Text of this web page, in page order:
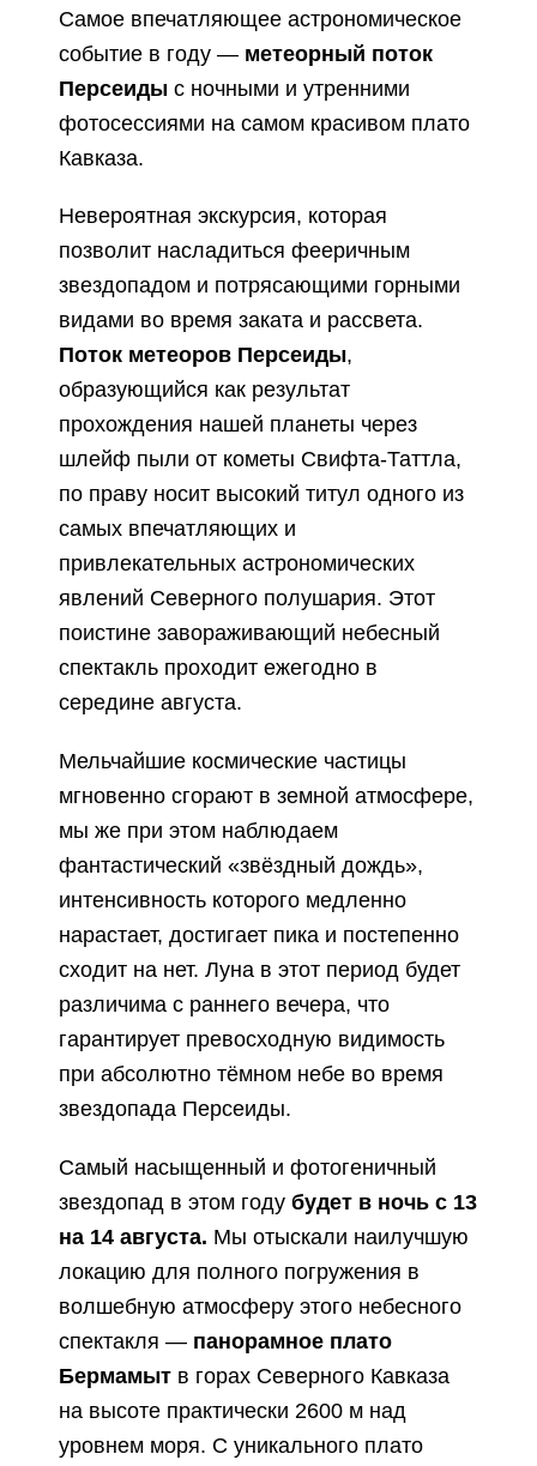
Самое впечатляющее астрономическое
событие в году — метеорный поток
Персеиды с ночными и утренними
фотосессиями на самом красивом плато
Кавказа.
Невероятная экскурсия, которая
позволит насладиться фееричным
звездопадом и потрясающими горными
видами во время заката и рассвета.
Поток метеоров Персеиды,
образующийся как результат
прохождения нашей планеты через
шлейф пыли от кометы Свифта-Таттла,
по праву носит высокий титул одного из
самых впечатляющих и
привлекательных астрономических
явлений Северного полушария. Этот
поистине завораживающий небесный
спектакль проходит ежегодно в
середине августа.
Мельчайшие космические частицы
мгновенно сгорают в земной атмосфере,
мы же при этом наблюдаем
фантастический «звёздный дождь»,
интенсивность которого медленно
нарастает, достигает пика и постепенно
сходит на нет. Луна в этот период будет
различима с раннего вечера, что
гарантирует превосходную видимость
при абсолютно тёмном небе во время
звездопада Персеиды.
Самый насыщенный и фотогеничный
звездопад в этом году будет в ночь с 13
на 14 августа. Мы отыскали наилучшую
локацию для полного погружения в
волшебную атмосферу этого небесного
спектакля — панорамное плато
Бермамыт в горах Северного Кавказа
на высоте практически 2600 м над
уровнем моря. С уникального плато